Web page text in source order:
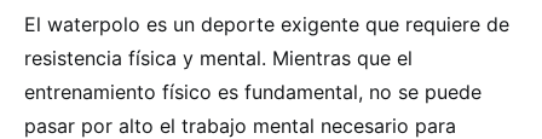
El waterpolo es un deporte exigente que requiere de
resistencia física y mental. Mientras que el
entrenamiento físico es fundamental, no se puede
pasar por alto el trabajo mental necesario para